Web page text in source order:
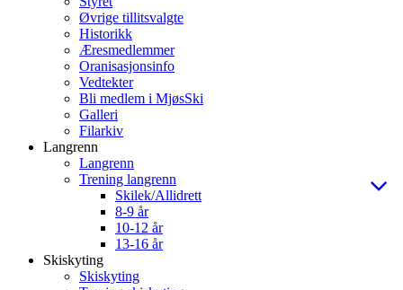
Øvrige tillitsvalgte
Historikk
Æresmedlemmer
Oranisasjonsinfo
Vedtekter
Bli medlem i MjøsSki
Galleri
Filarkiv
Langrenn
Langrenn
Trening langrenn
Skilek/Allidrett
8-9 år
10-12 år
13-16 år
Skiskyting
Skiskyting